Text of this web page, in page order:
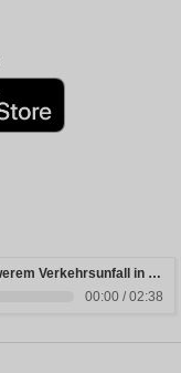
Drei junge Menschen sterben bei schwerem Verkehrsunfall in Rheinland-Pfalz
00:00 / 02:38